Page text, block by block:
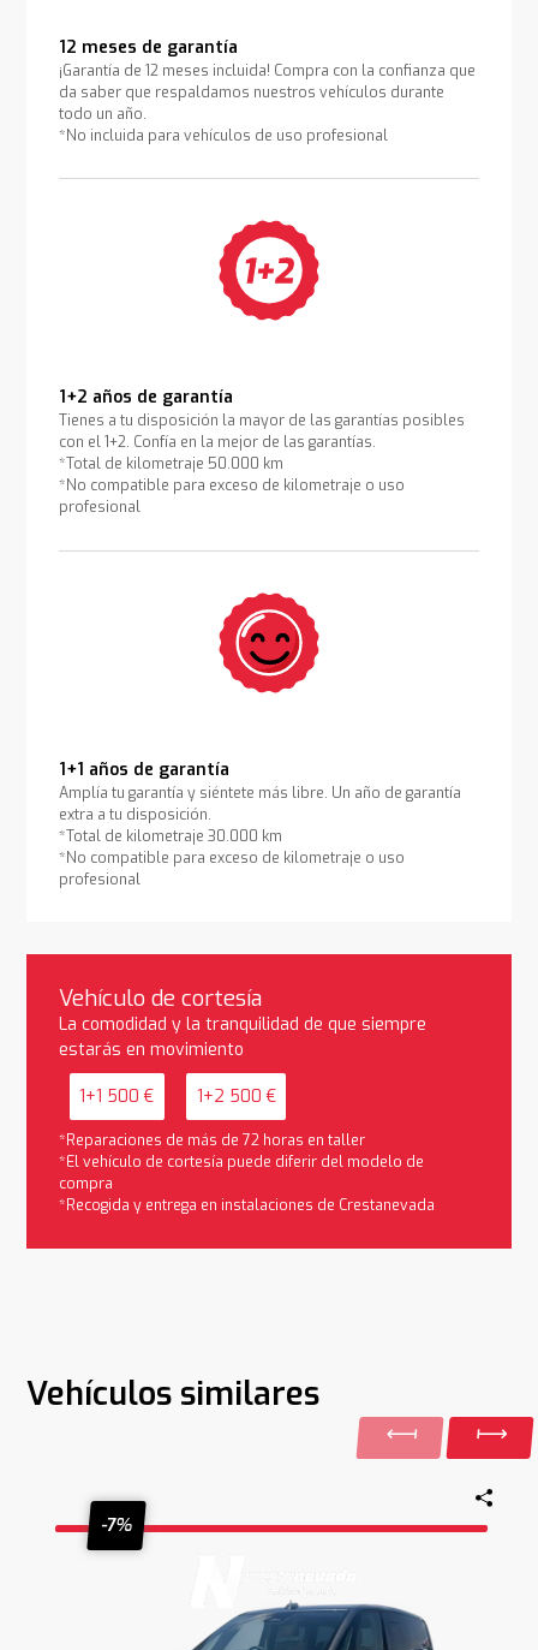
12 meses de garantía
¡Garantía de 12 meses incluida! Compra con la confianza que
da saber que respaldamos nuestros vehículos durante
todo un año.
*No incluida para vehículos de uso profesional
1+2 años de garantía
Tienes a tu disposición la mayor de las garantías posibles
con el 1+2. Confía en la mejor de las garantías.
*Total de kilometraje 50.000 km
*No compatible para exceso de kilometraje o uso
profesional
1+1 años de garantía
Amplía tu garantía y siéntete más libre. Un año de garantía
extra a tu disposición.
*Total de kilometraje 30.000 km
*No compatible para exceso de kilometraje o uso
profesional
Vehículo de cortesía
La comodidad y la tranquilidad de que siempre
estarás en movimiento
1+1 500 € 1+2 500 €
*Reparaciones de más de 72 horas en taller
*El vehículo de cortesía puede diferir del modelo de
compra
*Recogida y entrega en instalaciones de Crestanevada
Vehículos similares
-7%